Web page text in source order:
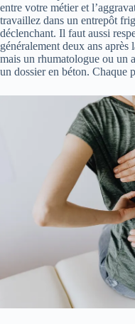
entre votre métier et
travaillez dans un entrepôt
déclenchant. Il faut aussi
généralement deux ans après
mais un rhumatologue ou un
un dossier en béton. Chaque